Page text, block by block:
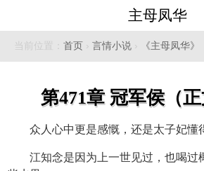
主母凤华
当前位置： 首页 › 言情小说 › 《主母凤华》
第471章 冠军侯（正
众人心中更是感慨，还是太子妃懂
江知念是因为上一世见过，也喝过